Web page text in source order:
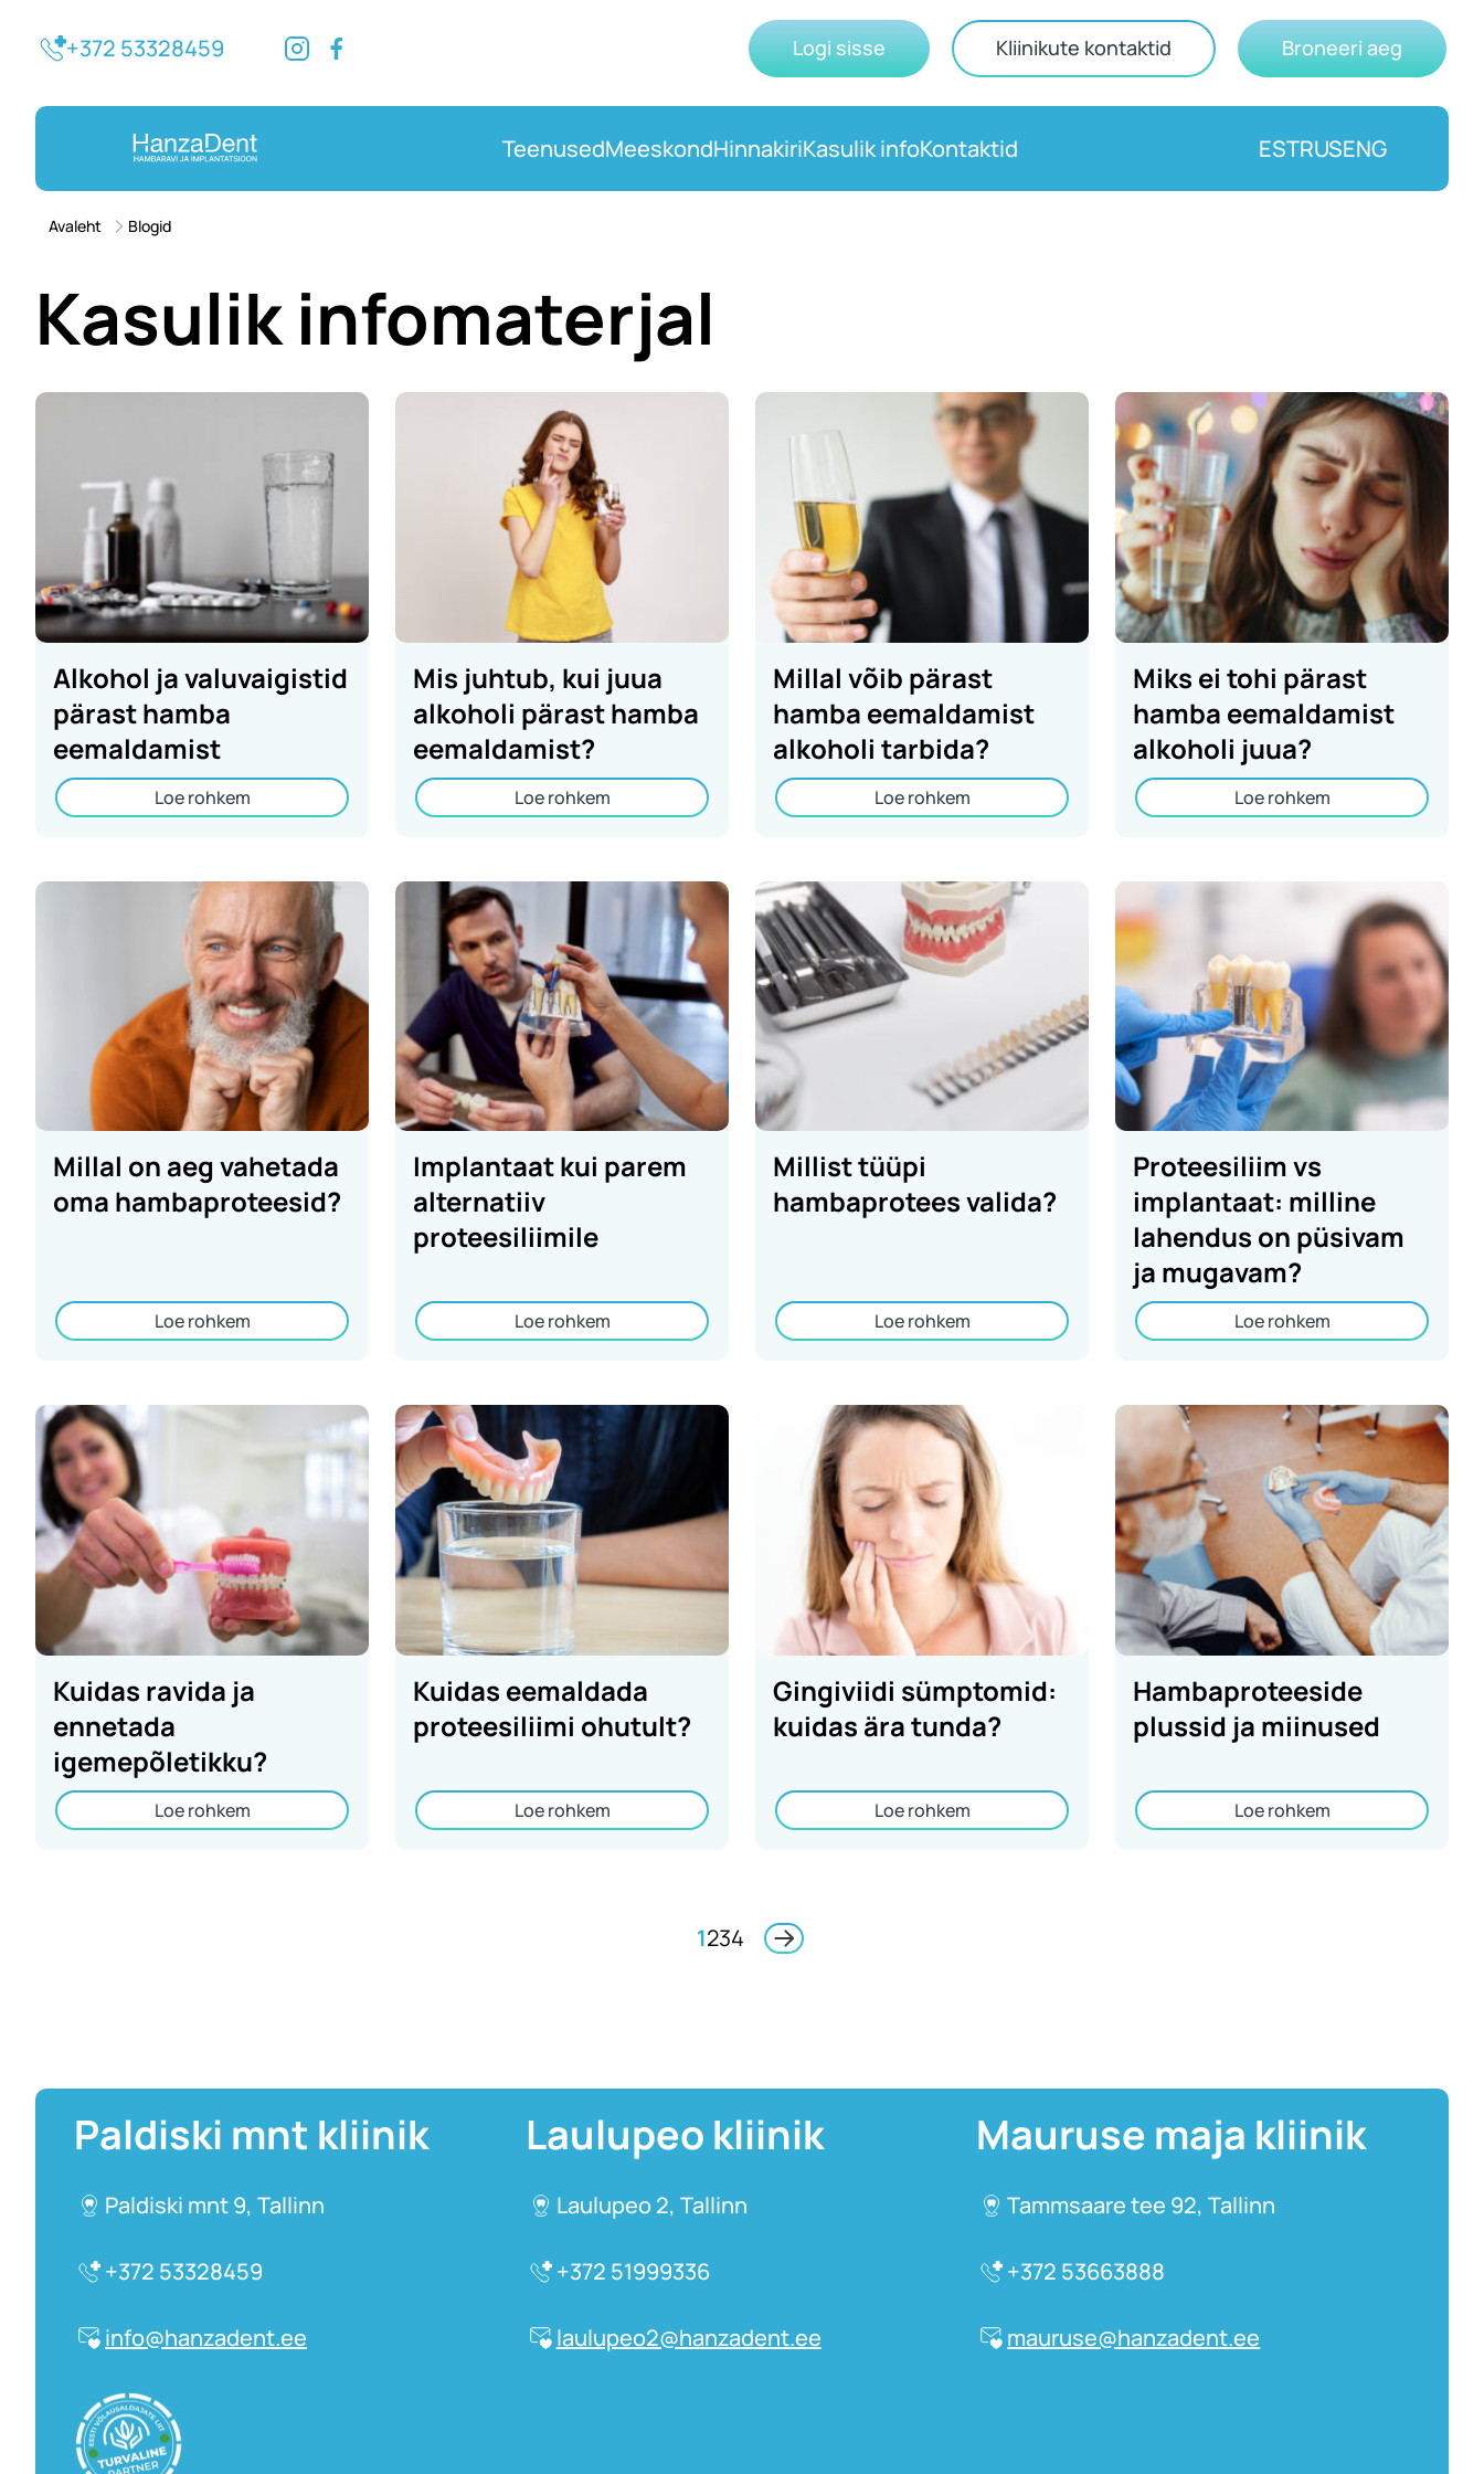
+372 53328459 Logi sisse Kliinikute kontaktid Broneeri aeg
TeenusedMeeskondHinnakiriKasulik infoKontaktid ESTRUSENG
Avaleht Blogid
Kasulik infomaterjal
Alkohol ja valuvaigistid
pärast hamba
eemaldamist
Loe rohkem
Mis juhtub, kui juua
alkoholi pärast hamba
eemaldamist?
Loe rohkem
Millal võib pärast
hamba eemaldamist
alkoholi tarbida?
Loe rohkem
Miks ei tohi pärast
hamba eemaldamist
alkoholi juua?
Loe rohkem
Millal on aeg vahetada
oma hambaproteesid?
Loe rohkem
Implantaat kui parem
alternatiiv
proteesiliimile
Loe rohkem
Millist tüüpi
hambaprotees valida?
Loe rohkem
Proteesiliim vs
implantaat: milline
lahendus on püsivam
ja mugavam?
Loe rohkem
Kuidas ravida ja
ennetada
igemepõletikku?
Loe rohkem
Kuidas eemaldada
proteesiliimi ohutult?
Loe rohkem
Gingiviidi sümptomid:
kuidas ära tunda?
Loe rohkem
Hambaproteeside
plussid ja miinused
Loe rohkem
1234
Paldiski mnt kliinik
Paldiski mnt 9, Tallinn
+372 53328459
info@hanzadent.ee
Laulupeo kliinik
Laulupeo 2, Tallinn
+372 51999336
laulupeo2@hanzadent.ee
Mauruse maja kliinik
Tammsaare tee 92, Tallinn
+372 53663888
mauruse@hanzadent.ee